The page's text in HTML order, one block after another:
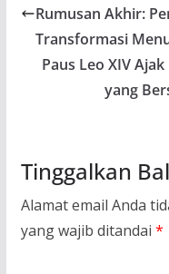
Rumusan Akhir:
Transformasi
Paus Leo XIV
yang
Tinggalkan
Alamat email Anda
yang wajib ditandai *